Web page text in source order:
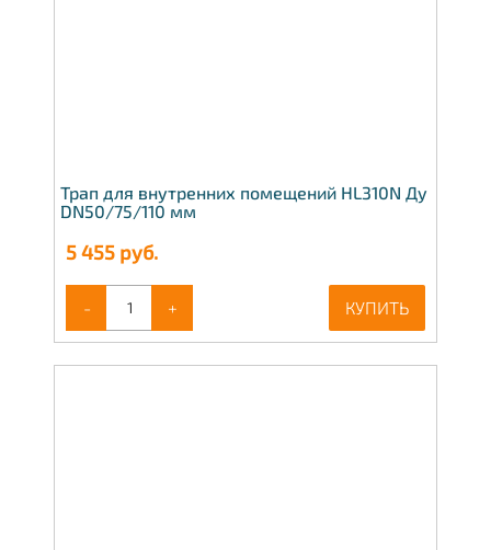
Трап для внутренних помещений HL310N Ду
DN50/75/110 мм
5 455 руб.
- + КУПИТЬ